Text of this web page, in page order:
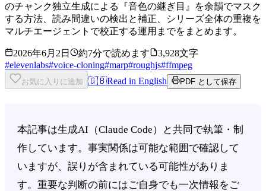
のチャンク独立生成による『音色の継ぎ目』を余韻でマスク
する方法、読み間違いの検出と補正、シリーズ全体の重複を
マルチエージェントで校正する運用までをまとめます。
2026年6月2日 約7分で読めます
3,928文字
#elevenlabs#voice-cloning#marp#roughjs#ffmpeg
お気に入りに追加 🇬🇧Read in English PDF として保存
本記事は生成AI（Claude Code）と共同で執筆・制
作しています。事実関係は可能な範囲で確認して
いますが、誤りが含まれている可能性がありま
す。重要な判断の前にはご自身でも一次情報をご